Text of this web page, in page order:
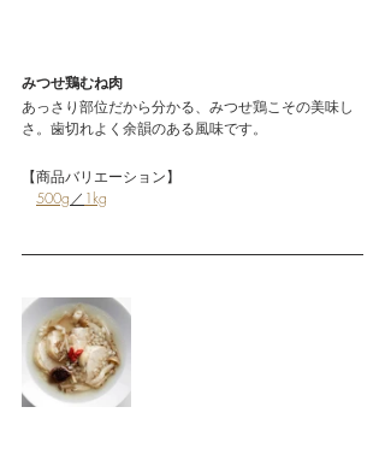
みつせ鶏むね肉
あっさり部位だから分かる、みつせ鶏こその美味し
さ。歯切れよく余韻のある風味です。
【商品バリエーション】
500g／ 1kg